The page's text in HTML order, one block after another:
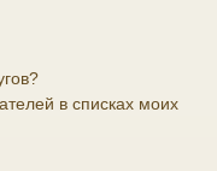
в списках моих